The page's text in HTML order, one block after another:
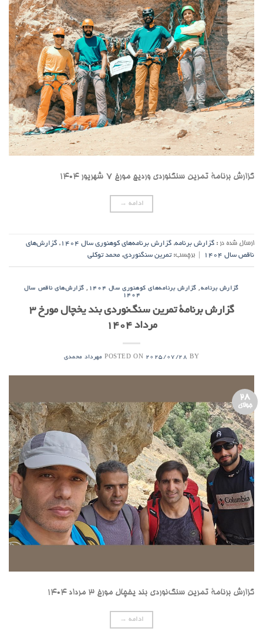
گزارش برنامۀ تمرین سنگنوردی وردیج مورخ ۷ شهریور ۱۴۰۴
ادامه →
ارسال شده در : گزارش برنامه, گزارش برنامه‌های کوهنوری سال ۱۴۰۴ , گزارش‌های
ناقص سال ۱۴۰۴
برچسب:تمرین سنگنوردی, محمد توکلی
گزارش برنامه, گزارش برنامه‌های کوهنوری سال ۱۴۰۴ , گزارش‌های ناقص سال
۱۴۰۴
گزارش برنامۀ تمرین سنگ‌نوردی بند یخچال مورخ ۳
مرداد ۱۴۰۴
POSTED ON 2025/07/28 BY مهرداد محمدی
28
جولای
گزارش برنامۀ تمرین سنگ‌نوردی بند یخچال مورخ ۳ مرداد ۱۴۰۴
ادامه →